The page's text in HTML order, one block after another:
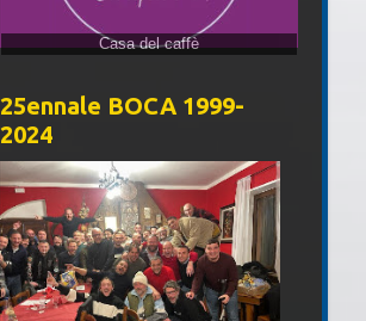
25ennale BOCA 1999-
2024